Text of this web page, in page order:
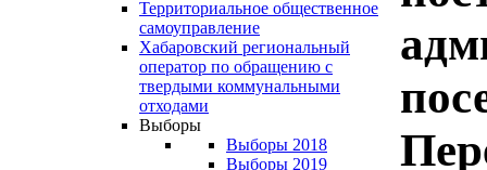
Территориальное общественное
самоуправление
Хабаровский региональный
оператор по обращению с
твердыми коммунальными
отходами
Выборы
Выборы 2018
Выборы 2019